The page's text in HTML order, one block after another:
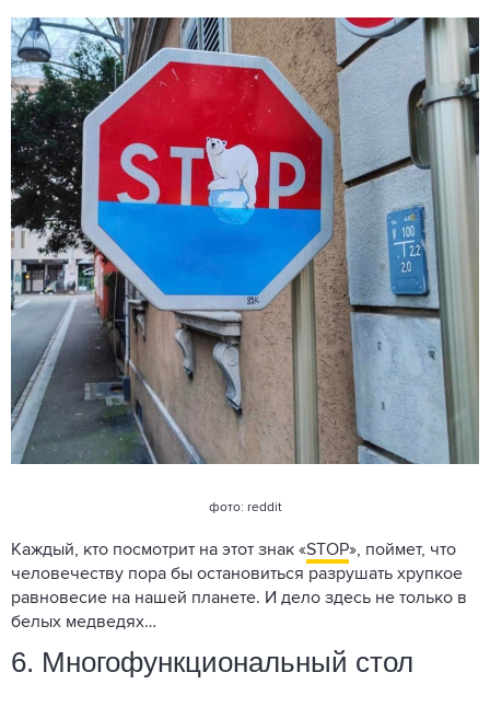
фото: reddit
Каждый, кто посмотрит на этот знак «STOP», поймет, что
человечеству пора бы остановиться разрушать хрупкое
равновесие на нашей планете. И дело здесь не только в
белых медведях…
6. Многофункциональный стол